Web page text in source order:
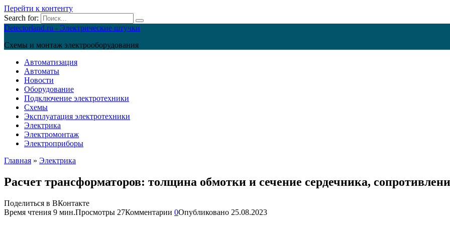
Перейти к контенту
Search for:
Detectorland.ru - Электрические штучки
Схемы и монтаж электрооборудования
Автоматизация
Автоматы
Новости
Оборудование
Подключение электротехники
Схемы
Эксплуатация электротехники
Электрика
Электромонтаж
Электроприборы
Главная » Электрика
Расчет трансформаторов: толщина обмотки и сечение сердечника,
Поделиться в ВКонтакте
Время чтения 9 мин.Просмотры 27Комментарии 0Опубликовано 25.08.2023